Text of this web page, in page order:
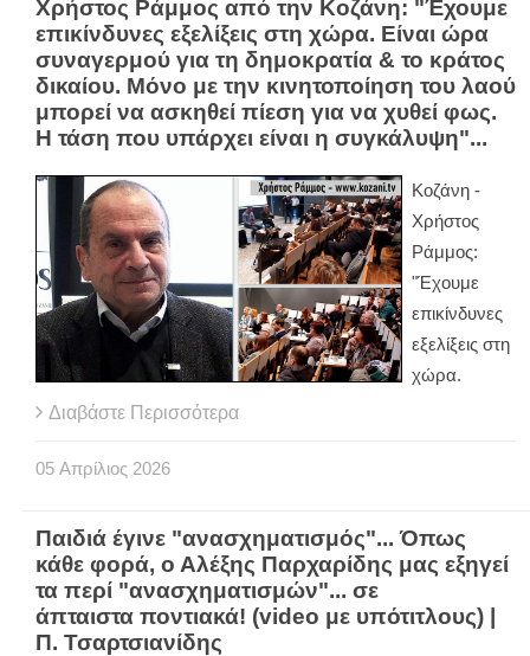
Χρήστος Ράμμος από την Κοζάνη: "Έχουμε
επικίνδυνες εξελίξεις στη χώρα. Είναι ώρα
συναγερμού για τη δημοκρατία & το κράτος
δικαίου. Μόνο με την κινητοποίηση του λαού
μπορεί να ασκηθεί πίεση για να χυθεί φως.
Η τάση που υπάρχει είναι η συγκάλυψη"...
Κοζάνη -
Χρήστος
Ράμμος:
"Έχουμε
επικίνδυνες
εξελίξεις στη
χώρα.
Διαβάστε Περισσότερα
05 Απρίλιος 2026
Παιδιά έγινε "ανασχηματισμός"... Όπως
κάθε φορά, ο Αλέξης Παρχαρίδης μας εξηγεί
τα περί "ανασχηματισμών"... σε
άπταιστα ποντιακά! (video με υπότιτλους) |
Π. Τσαρτσιανίδης